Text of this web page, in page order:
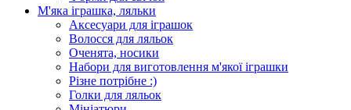
М'яка іграшка, ляльки
Аксесуари для іграшок
Волосся для ляльок
Оченята, носики
Набори для виготовлення м'якої іграшки
Різне потрібне :)
Голки для ляльок